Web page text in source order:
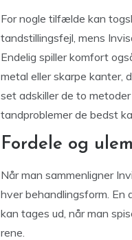
For nogle tilfælde kan
tandstillingsfejl, mens
Endelig spiller komfort
metal eller skarpe kanter,
set adskiller de to
tandproblemer de bedst
Fordele og
Når man sammenligner
hver behandlingsform. En
kan tages ud, når man
rene.